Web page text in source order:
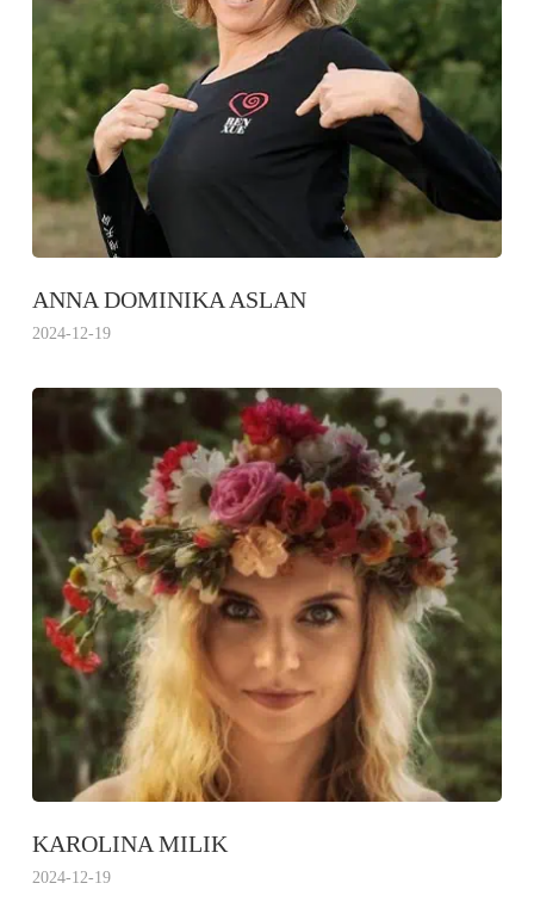
ANNA DOMINIKA ASLAN
2024-12-19
KAROLINA MILIK
2024-12-19